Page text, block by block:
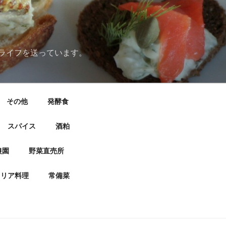
イフを送っています。
その他 発酵食
スパイス 酒粕
園 野菜直売所
ア料理 常備菜